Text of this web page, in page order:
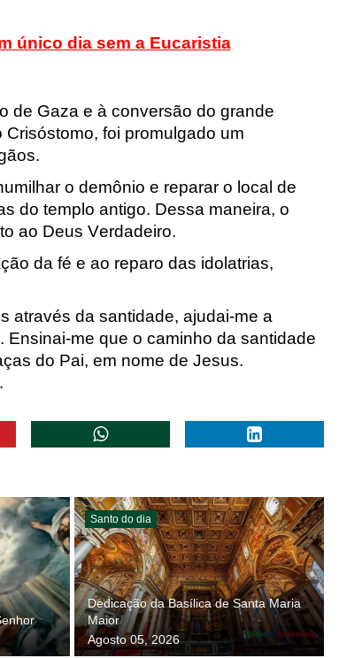
único dia sem a Eucaristia
de Gaza e à conversão do grande
foi promulgado um
o demônio e reparar o local de
do templo antigo. Dessa maneira, o
ao Deus Verdadeiro.
da fé e ao reparo das idolatrias,
através da santidade, ajudai-me a
me que o caminho da santidade
do Pai, em nome de Jesus.
Santo do dia
Dedicação da Basílica de Santa Maria
Maior
Agosto 05, 2026